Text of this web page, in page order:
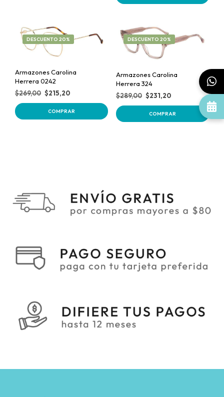
DESCUENTO 20%
Armazones Carolina
Herrera 0242
$269,00 $215,20
COMPRAR
DESCUENTO 20%
Armazones Carolina
Herrera 324
$289,00 $231,20
COMPRAR